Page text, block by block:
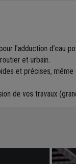
l'adduction d'eau
et urbain.
et précises,
de vos travaux